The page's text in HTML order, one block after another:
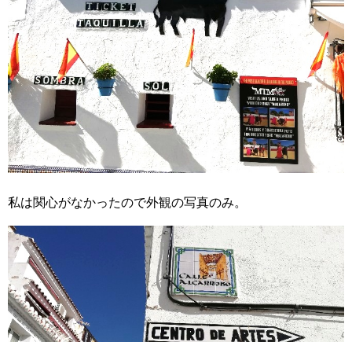
私は関心がなかったので外観の写真のみ。